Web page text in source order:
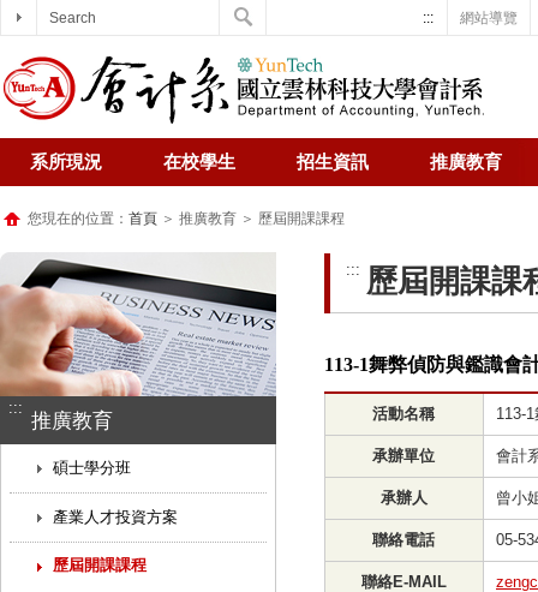
網站導覽
:::
系所現況 在校學生 招生資訊 推廣教育
您現在的位置： 首頁 ＞ 推廣教育 ＞ 歷屆開課課程
:::
推廣教育
碩士學分班
產業人才投資方案
歷屆開課課程
::: 歷屆開課課
113-1舞弊偵防與鑑識會
活動名稱 113-
承辦單位 會計
承辦人 曾小
聯絡電話 05-
聯絡E-MAIL
Search